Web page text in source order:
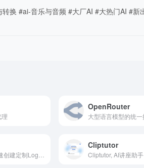
换 #ai-音乐与音频 #大厂AI #大热门AI #新
OpenRouter
Cliptutor